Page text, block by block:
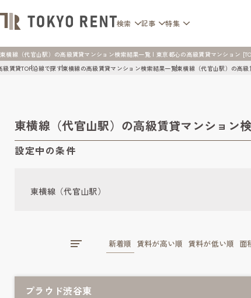
検索 記事 特集
東横線（代官山駅）の高級賃貸マンション検索結果一覧 | 東京都心の高級賃貸マンション
級賃貸TOP沿線で探す東横線の高級賃貸マンション検索結果一覧東横線（代官山駅）の高
東横線（代官山駅）の高級賃貸マンション
設定中の条件
東横線（代官山駅）
新着順 賃料が高い順 賃料が低い順 面
プラウド渋谷東